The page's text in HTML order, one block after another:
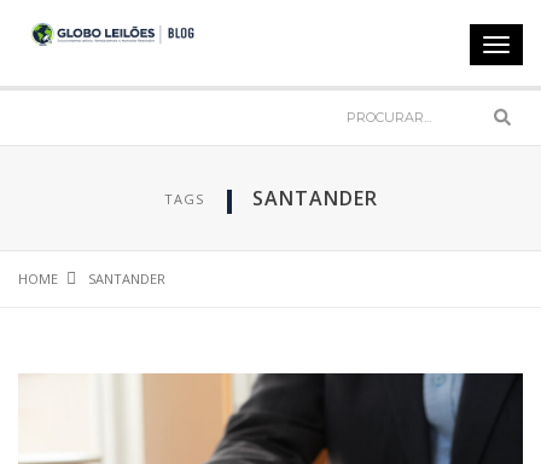
TAGS SANTANDER
HOME SANTANDER